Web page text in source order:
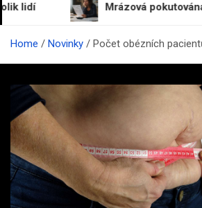
Mrázová pokutována za
Home Novinky Počet obézních